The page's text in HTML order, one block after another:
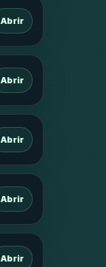
Abrir
Abrir
Abrir
Abrir
Abrir